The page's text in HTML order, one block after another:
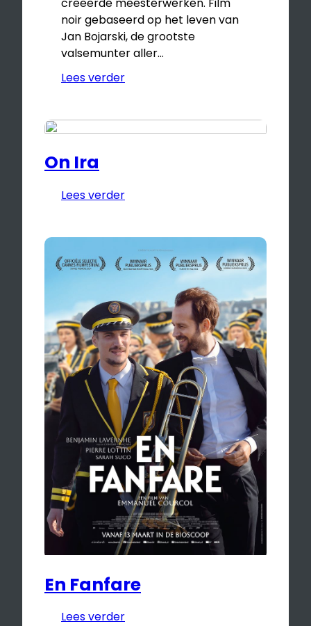
noir gebaseerd op het leven van
Jan Bojarski, de grootste
valsemunter aller…
Lees verder
On Ira
Lees verder
En Fanfare
Lees verder